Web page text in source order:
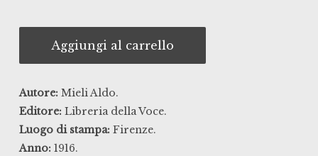
Aggiungi al carrello
Autore: Mieli Aldo.
Editore: Libreria della Voce.
Luogo di stampa: Firenze.
Anno: 1916.